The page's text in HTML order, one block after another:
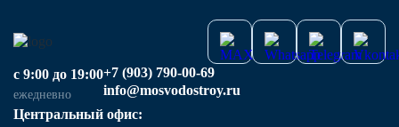
с 9:00 до 19:00
ежедневно
+7 (903) 790-00-69
info@mosvodostroy.ru
Центральный офис: